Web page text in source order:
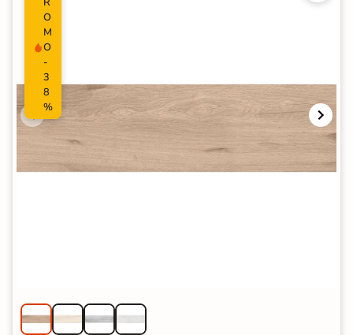
O
M
O
-
3
8
%